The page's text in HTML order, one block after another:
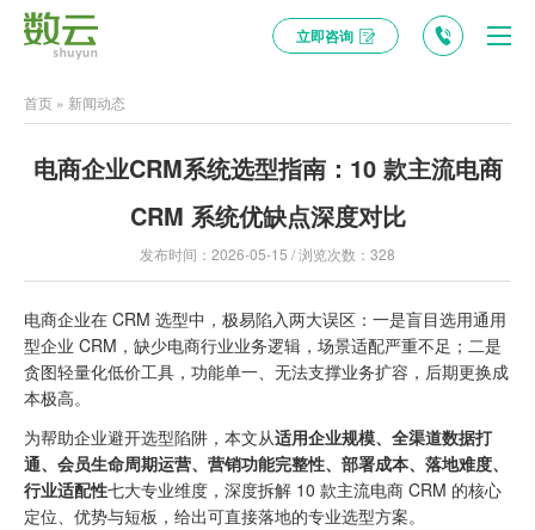
立即咨询
首页 » 新闻动态
电商企业CRM系统选型指南：10 款主流电商
CRM 系统优缺点深度对比
发布时间：2026-05-15 / 浏览次数：328
电商企业在 CRM 选型中，极易陷入两大误区：一是盲目选用通用
型企业 CRM，缺少电商行业业务逻辑，场景适配严重不足；二是
贪图轻量化低价工具，功能单一、无法支撑业务扩容，后期更换成
本极高。
为帮助企业避开选型陷阱，本文从适用企业规模、全渠道数据打
通、会员生命周期运营、营销功能完整性、部署成本、落地难度、
行业适配性七大专业维度，深度拆解 10 款主流电商 CRM 的核心
定位、优势与短板，给出可直接落地的专业选型方案。